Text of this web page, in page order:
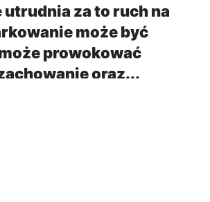
za to ruch na
może być
prowokować
oraz...